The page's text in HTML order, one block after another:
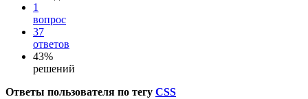
1
вопрос
37
ответов
43%
решений
Ответы пользователя по тегу CSS